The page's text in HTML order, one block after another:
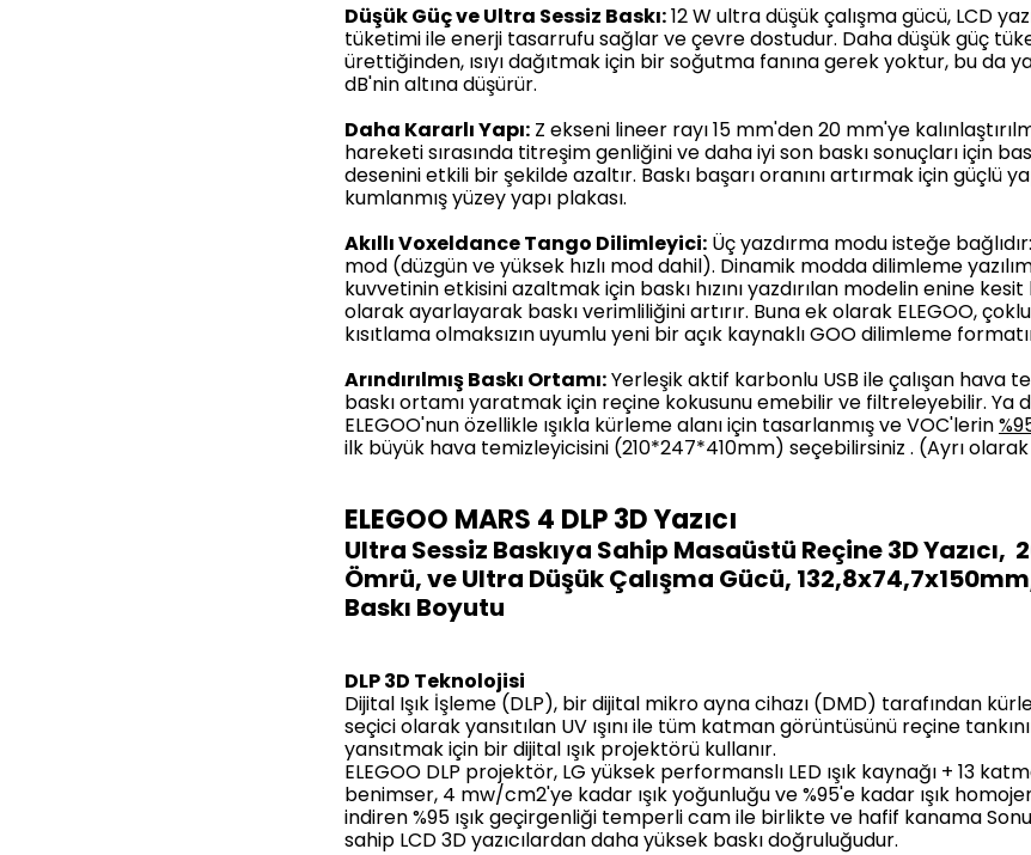
Düşük Güç ve Ultra Sessiz Baskı:12 W ultra düşük çalışma gücü, LCD
tüketimi ile enerji tasarrufu sağlar ve çevre dostudur. Daha düşük güç
ürettiğinden, ısıyı dağıtmak için bir soğutma fanına gerek yoktur, bu da
dB'nin altına düşürür.
Daha Kararlı Yapı: Z ekseni lineer rayı 15 mm'den 20 mm'ye
hareketi sırasında titreşim genliğini ve daha iyi son baskı sonuçları için
desenini etkili bir şekilde azaltır. Baskı başarı oranını artırmak için güçlü
kumlanmış yüzey yapı plakası.
Akıllı Voxeldance Tango Dilimleyici: Üç yazdırma modu isteğe
mod (düzgün ve yüksek hızlı mod dahil). Dinamik modda dilimleme
kuvvetinin etkisini azaltmak için baskı hızını yazdırılan modelin enine
olarak ayarlayarak baskı verimliliğini artırır. Buna ek olarak ELEGOO,
kısıtlama olmaksızın uyumlu yeni bir açık kaynaklı GOO dilimleme
Arındırılmış Baskı Ortamı:Yerleşik aktif karbonlu USB ile çalışan hava
baskı ortamı yaratmak için reçine kokusunu emebilir ve filtreleyebilir. Ya
ELEGOO'nun özellikle ışıkla kürleme alanı için tasarlanmış ve VOC'lerin
ilk büyük hava temizleyicisini (210*247*410mm) seçebilirsiniz . (Ayrı
ELEGOO MARS 4 DLP3D Yazıcı
Ultra Sessiz Baskıya Sahip Masaüstü Reçine 3D Yazıcı,
Ömrü,ve Ultra Düşük Çalışma Gücü,
Baskı Boyutu
DLP 3D Teknolojisi
Dijital Işık İşleme (DLP), bir dijital mikro ayna cihazı (DMD) tarafından
seçici olarak yansıtılan UV ışını ile tüm katman görüntüsünü reçine
yansıtmak için bir dijital ışık projektörü kullanır.
ELEGOO DLP projektör, LG yüksek performanslı LED ışık kaynağı + 13
benimser, 4 mw/cm2'ye kadar ışık yoğunluğu ve %95'e kadar ışık
indiren %95 ışık geçirgenliği temperli cam ile birlikte ve hafif kanama
sahip LCD 3D yazıcılardan daha yüksek baskı doğruluğudur.